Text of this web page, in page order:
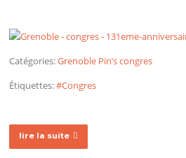
Catégories:Grenoble Pin’s congres
Étiquettes:#Congres
lire la suite